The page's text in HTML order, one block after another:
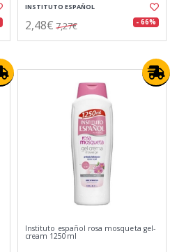
INSTITUTO ESPAÑOL
2,48€ 7,27€ - 66%
Instituto español rosa mosqueta gel-
cream 1250ml